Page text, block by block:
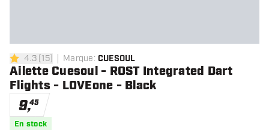
4.3 étoiles de notation
4.3[15] Marque: CUESOUL
Ailette Cuesoul - ROST Integrated Dart
Flights - LOVEone - Black
9,45
En stock